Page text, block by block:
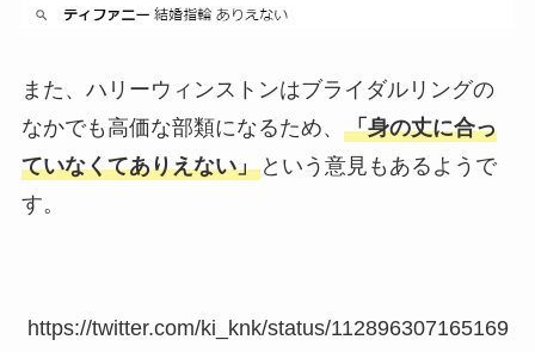
また、ハリーウィンストンはブライダルリングの
なかでも高価な部類になるため、 「身の丈に合っ
ていなくてありえない」という意見もあるようで
す。
https://twitter.com/ki_knk/status/112896307165169